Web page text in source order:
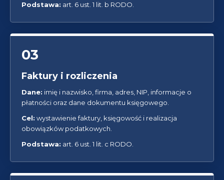
Podstawa: art. 6 ust. 1 lit. b RODO.
03
Faktury i rozliczenia
Dane: imię i nazwisko, firma, adres, NIP, informacje o
płatności oraz dane dokumentu księgowego.
Cel: wystawienie faktury, księgowość i realizacja
obowiązków podatkowych.
Podstawa: art. 6 ust. 1 lit. c RODO.